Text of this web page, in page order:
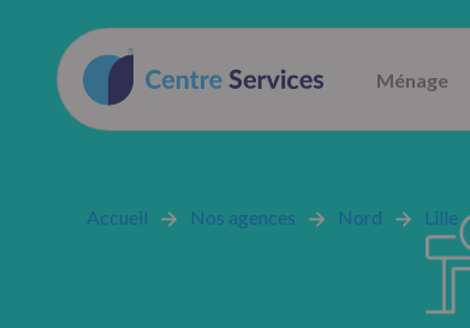
Ménage
Accueil Nos agences Nord Lille